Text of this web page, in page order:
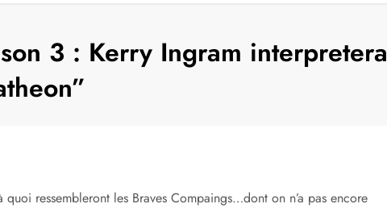
3 : Kerry Ingram interpretera
”
quoi ressembleront les Braves Compaings…dont on n’a pas encore